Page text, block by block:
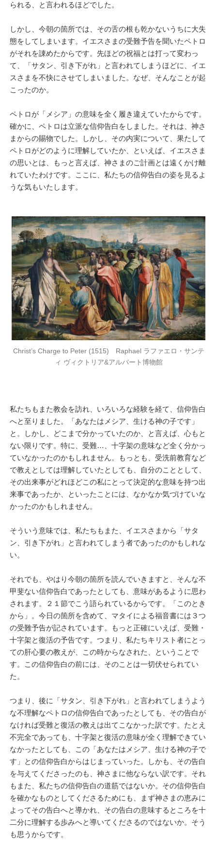
られる、と言われるほどでした。
しかし、今朝の箇所では、その舌の根も乾かないうちに大失
態をしてしまいます。イエスさまの受難予告を聞いたペトロ
がそれを諌めたからです。先ほどの祝福とは打って変わっ
て、「サタン、引き下がれ」と言われてしまうほどに、イエ
スさまを不快にさせてしまいました。なぜ、そんなことが起
こったのか。
ペトロが「メシア」の意味を全く履き違えていたからです。
確かに、ペトロは立派な信仰告白をしました。それは、神さ
まからの賜物でした。しかし、その内実について、果たして
ペトロがどのように理解していたか、といえば、イエスさま
の思いとは、もっと言えば、神さまのご計画とは遠くかけ離
れていたわけです。ここに、私たちの信仰告白の姿を見るよ
うな気もいたします。
Christ’s Charge to Peter (1515) Raphael ラファエロ・サンテ
ィ ヴィクトリア&アルバート博物館
私たちもまた教会を訪れ、いろいろな経験を経て、信仰告白
へと至りました。「あなたはメシア、生ける神の子です」
と。しかし、どこまで分かっていたのか、と言えば、心もと
ない限りです。特に、受難…、十字架の意味など全く分かっ
ていなかったのかもしれません。もっとも、受洗前教育など
で教えとしては理解していたとしても、自分のこととして、
その出来事がどれほどこの私にとって決定的な意味を持つ出
来事であったか、といったことには、なかなか気づけていな
かったのかもしれません。
そういう意味では、私たちもまた、イエスさまから「サタ
ン、引き下がれ」と言われてしまう者であったのかもしれな
い。
それでも、やはり今朝の箇所を読んでいきますと、そんな不
甲斐ない信仰告白であったとしても、意味があるように思わ
されます。２１節でこう語られているからです。「このとき
から」。今日の箇所を含めて、マタイによる福音書には３つ
の受難予告が記されています。もっと正確にいえば、受難・
十字架と復活の予告です。つまり、私たちキリスト者にとっ
ての肝心要の教えが、この時からなされた、ということで
す。この信仰告白の前には、そのことは一切伏せられてい
た。
つまり、後に「サタン、引き下がれ」と言われてしまうよう
な不理解なペトロの信仰告白であったとしても、その告白が
なければ受難と復活の教えは出てこなかった訳です。たとえ
不完全であっても、十字架と復活の意味が全く理解できてい
なかったとしても、この「あなたはメシア、生ける神の子で
す」との信仰告白からはじまっていった。しかも、その告白
を与えてくださったのも、神さまに他ならない訳です。それ
もまた、私たちの信仰告白の道筋ではないか。その信仰告白
を確かなものとしてくださるためにも、まず神さまの恵みに
よってその告白へと導かれ、その告白の意味するところを十
二分に理解する歩みへと導いてくださるのではないか。そう
も思うからです。